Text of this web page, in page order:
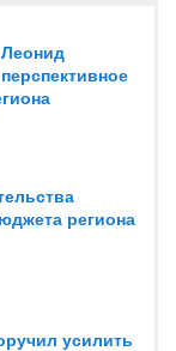
региона
усилить